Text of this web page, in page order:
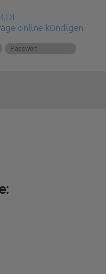
online kündigen